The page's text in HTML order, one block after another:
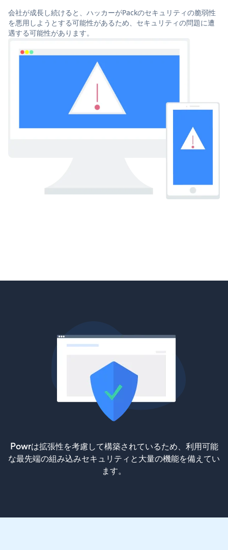
会社が成長し続けると、ハッカーがPackのセキュリティの脆弱性
を悪用しようとする可能性があるため、セキュリティの問題に遭
遇する可能性があります。
Powrは拡張性を考慮して構築されているため、利用可能
な最先端の組み込みセキュリティと大量の機能を備えてい
ます。